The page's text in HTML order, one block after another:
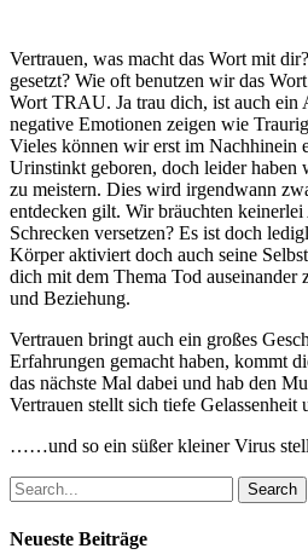
Vertrauen, was macht das Wort mit
gesetzt? Wie oft benutzen wir das
Wort TRAU. Ja trau dich, ist auch ein
negative Emotionen zeigen wie
Vieles können wir erst im Nachhinein
Urinstinkt geboren, doch leider haben
zu meistern. Dies wird irgendwann
entdecken gilt. Wir bräuchten
Schrecken versetzen? Es ist doch
Körper aktiviert doch auch seine
dich mit dem Thema Tod
und Beziehung.
Vertrauen bringt auch ein großes
Erfahrungen gemacht haben, kommt
das nächste Mal dabei und hab den
Vertrauen stellt sich tiefe
……und so ein süßer kleiner Virus
Search
Neueste Beiträge